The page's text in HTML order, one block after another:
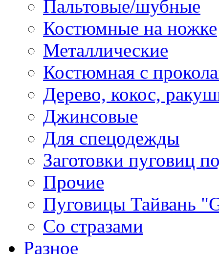
Пальтовые/шубные
Костюмные на ножке
Металлические
Костюмная с
Дерево, кокос,
Джинсовые
Для спецодежды
Заготовки пуговиц
Прочие
Пуговицы Тайвань
Со стразами
Разное